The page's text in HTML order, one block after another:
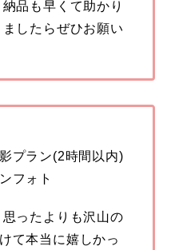
品も早くて助かり
したらぜひお願い
プラン(2時間以内)
フォト
ったよりも沢山の
て本当に嬉しかっ